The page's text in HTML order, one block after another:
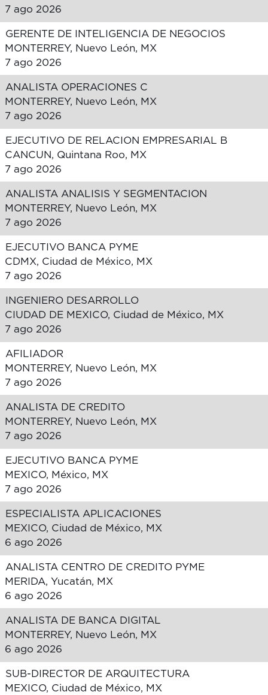
7 ago 2026
GERENTE DE INTELIGENCIA DE NEGOCIOS
MONTERREY, Nuevo León, MX
7 ago 2026
ANALISTA OPERACIONES C
MONTERREY, Nuevo León, MX
7 ago 2026
EJECUTIVO DE RELACION EMPRESARIAL B
CANCUN, Quintana Roo, MX
7 ago 2026
ANALISTA ANALISIS Y SEGMENTACION
MONTERREY, Nuevo León, MX
7 ago 2026
EJECUTIVO BANCA PYME
CDMX, Ciudad de México, MX
7 ago 2026
INGENIERO DESARROLLO
CIUDAD DE MEXICO, Ciudad de México, MX
7 ago 2026
AFILIADOR
MONTERREY, Nuevo León, MX
7 ago 2026
ANALISTA DE CREDITO
MONTERREY, Nuevo León, MX
7 ago 2026
EJECUTIVO BANCA PYME
MEXICO, México, MX
7 ago 2026
ESPECIALISTA APLICACIONES
MEXICO, Ciudad de México, MX
6 ago 2026
ANALISTA CENTRO DE CREDITO PYME
MERIDA, Yucatán, MX
6 ago 2026
ANALISTA DE BANCA DIGITAL
MONTERREY, Nuevo León, MX
6 ago 2026
SUB-DIRECTOR DE ARQUITECTURA
MEXICO, Ciudad de México, MX